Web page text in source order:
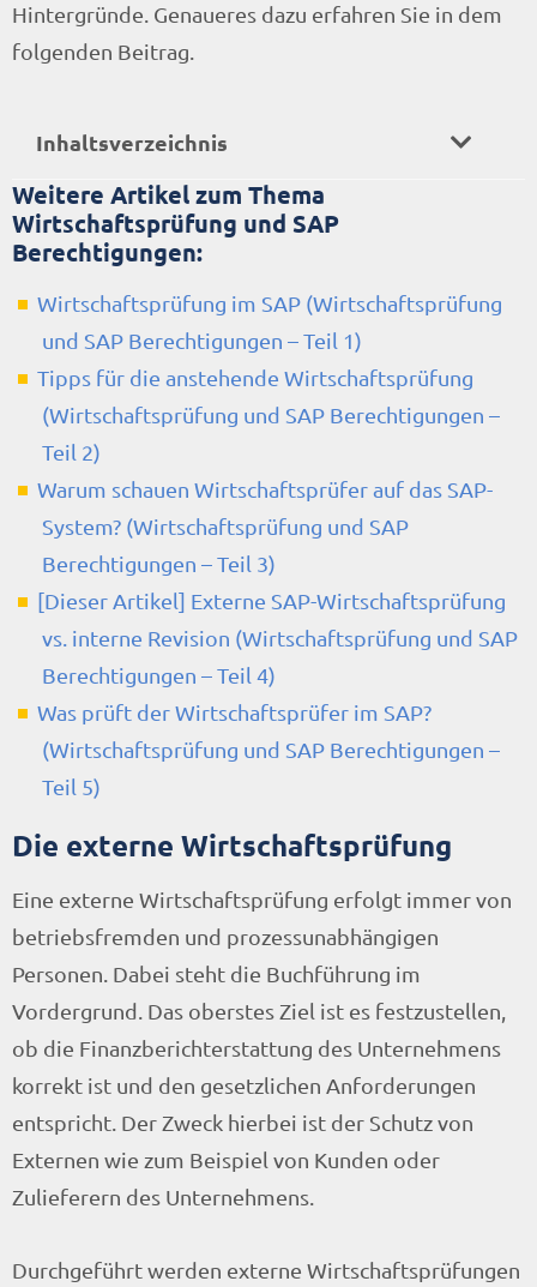
Hintergründe. Genaueres dazu erfahren Sie in dem
folgenden Beitrag.
Inhaltsverzeichnis
Weitere Artikel zum Thema
Wirtschaftsprüfung und SAP
Berechtigungen:
Wirtschaftsprüfung im SAP (Wirtschaftsprüfung
und SAP Berechtigungen – Teil 1)
Tipps für die anstehende Wirtschaftsprüfung
(Wirtschaftsprüfung und SAP Berechtigungen –
Teil 2)
Warum schauen Wirtschaftsprüfer auf das SAP-
System? (Wirtschaftsprüfung und SAP
Berechtigungen – Teil 3)
[Dieser Artikel] Externe SAP-Wirtschaftsprüfung
vs. interne Revision (Wirtschaftsprüfung und SAP
Berechtigungen – Teil 4)
Was prüft der Wirtschaftsprüfer im SAP?
(Wirtschaftsprüfung und SAP Berechtigungen –
Teil 5)
Die externe Wirtschaftsprüfung
Eine externe Wirtschaftsprüfung erfolgt immer von
betriebsfremden und prozessunabhängigen
Personen. Dabei steht die Buchführung im
Vordergrund. Das oberstes Ziel ist es festzustellen,
ob die Finanzberichterstattung des Unternehmens
korrekt ist und den gesetzlichen Anforderungen
entspricht. Der Zweck hierbei ist der Schutz von
Externen wie zum Beispiel von Kunden oder
Zulieferern des Unternehmens.
Durchgeführt werden externe Wirtschaftsprüfungen